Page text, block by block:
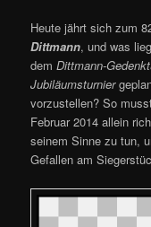
Heute jährt sich zum
Dittmann, und was
demDittmann-
Jubiläumsturnier
vorzustellen? So
Februar 2014 allein
seinem Sinne zu tun,
Gefallen am